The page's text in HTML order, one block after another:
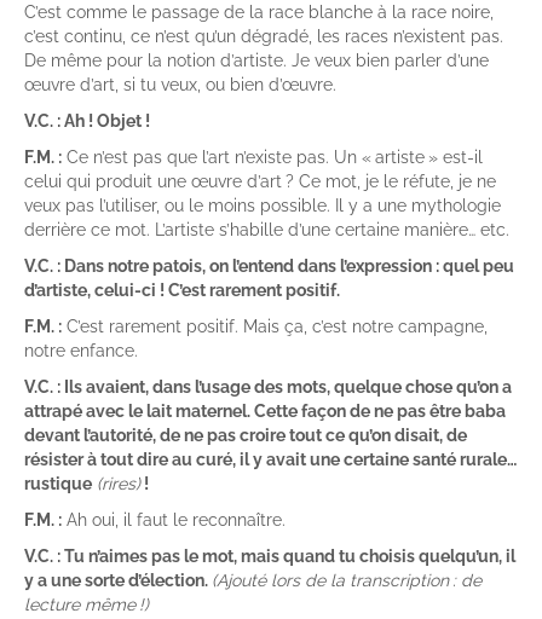
C’est comme le passage de la race blanche à la race noire,
c’est continu, ce n’est qu’un dégradé, les races n’existent pas.
De même pour la notion d’artiste. Je veux bien parler d’une
œuvre d’art, si tu veux, ou bien d’œuvre.
V.C. : Ah ! Objet !
F.M. : Ce n’est pas que l’art n’existe pas. Un « artiste » est-il
celui qui produit une œuvre d’art ? Ce mot, je le réfute, je ne
veux pas l’utiliser, ou le moins possible. Il y a une mythologie
derrière ce mot. L’artiste s’habille d’une certaine manière… etc.
V.C. : Dans notre patois, on l’entend dans l’expression : quel peu
d’artiste, celui-ci ! C’est rarement positif.
F.M. : C’est rarement positif. Mais ça, c’est notre campagne,
notre enfance.
V.C. : Ils avaient, dans l’usage des mots, quelque chose qu’on a
attrapé avec le lait maternel. Cette façon de ne pas être baba
devant l’autorité, de ne pas croire tout ce qu’on disait, de
résister à tout dire au curé, il y avait une certaine santé rurale…
rustique (rires) !
F.M. : Ah oui, il faut le reconnaître.
V.C. : Tu n’aimes pas le mot, mais quand tu choisis quelqu’un, il
y a une sorte d’élection. (Ajouté lors de la transcription : de
lecture même !)